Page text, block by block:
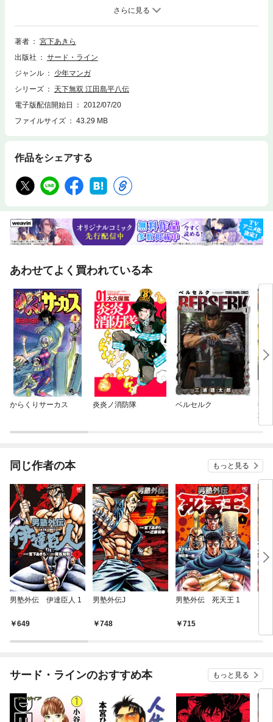
一騎打ちとなった平八は、拳銃を武器にするマッカーサーを日本刀で追い
つめるが、多勢の米軍兵士に囲まれてピンチに陥ってしまう。そして虎丸
（とらまる）に時間稼ぎをさせた平八は、Ｄ・Ｍ二号の胴体部分を装着し
て反撃に転じるのだが……！？
著者
宮下あきら
出版社
サード・ライン
ジャンル
少年マンガ
シリーズ
天下無双 江田島平八伝
電子版配信開始日
2012/07/20
ファイルサイズ
43.29 MB
作品をシェアする
あわせてよく買われている本
からくりサーカス 炎炎ノ消防隊 ベルセルク
復
攻
同じ作者の本 もっと見る
男塾外伝 伊達臣人 1
649
男塾外伝J
748
男塾外伝 死天王 1
715
サード・ラインのおすすめ本 もっと見る